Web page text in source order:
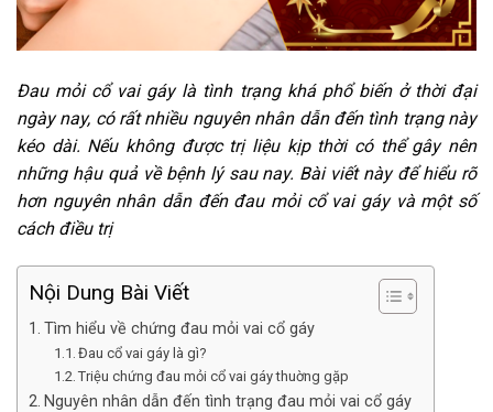
Đau mỏi cổ vai gáy là tình trạng khá phổ biến ở thời đại
ngày nay, có rất nhiều nguyên nhân dẫn đến tình trạng này
kéo dài. Nếu không được trị liệu kịp thời có thể gây nên
những hậu quả về bệnh lý sau nay. Bài viết này để hiểu rõ
hơn nguyên nhân dẫn đến đau mỏi cổ vai gáy và một số
cách điều trị
Nội Dung Bài Viết
Tìm hiểu về chứng đau mỏi vai cổ gáy
Đau cổ vai gáy là gì?
Triệu chứng đau mỏi cổ vai gáy thuờng gặp
Nguyên nhân dẫn đến tình trạng đau mỏi vai cổ gáy